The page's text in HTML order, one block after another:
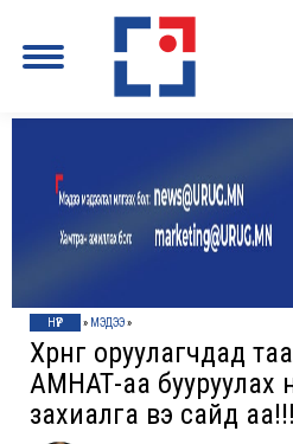
НҮҮР » МЭДЭЭ»
Хөрөнгө оруулагчдад
АМНАТ-аа бууруулах
захиалга вэ сайд аа!!!